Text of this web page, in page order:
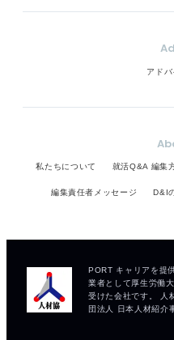
アド
私たちについて 就活Q&A 編集
編集責任者メッセージ D&I